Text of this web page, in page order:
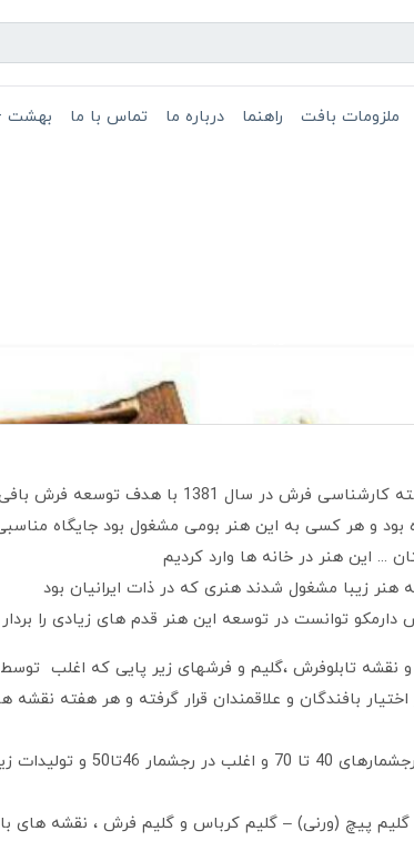
ملزومات بافت راهنما درباره ما تماس با ما بهشت
با هدف توسعه فرش بافی راه اندازی شد
بود و هر کسی به این هنر بومی مشغول بود جایگاه
... این هنر در خانه ها وارد کردیم
زیبا مشغول شدند هنری که در ذات ایرانیان بود
توانست در توسعه این هنر قدم های زیادی را بردار
نقشه تابلوفرش ،گلیم و فرشهای زیر پایی که اغلب
بافندگان و علاقمندان قرار گرفته و هر هفته
تولیدات نخ و نقشه تابلویی دارمکو در
گلیم پیچ (ورنی) – گلیم کرباس و گلیم فرش ، نقشه های